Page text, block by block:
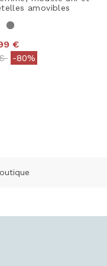
amovibles
€
from
to-80%